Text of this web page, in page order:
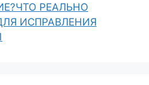
РЕАЛЬНО
ИСПРАВЛЕНИЯ